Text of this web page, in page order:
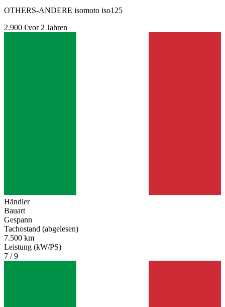
OTHERS-ANDERE isomoto iso125
2.900 €vor 2 Jahren
Händler
Bauart
Gespann
Tachostand (abgelesen)
7.500 km
Leistung (kW/PS)
7 / 9